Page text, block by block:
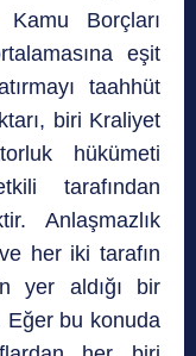
Borçları
eşit
taahhüt
biri Kraliyet
hükümeti
tarafından
Anlaşmazlık
her iki tarafın
yer aldığı bir
Eğer bu konuda